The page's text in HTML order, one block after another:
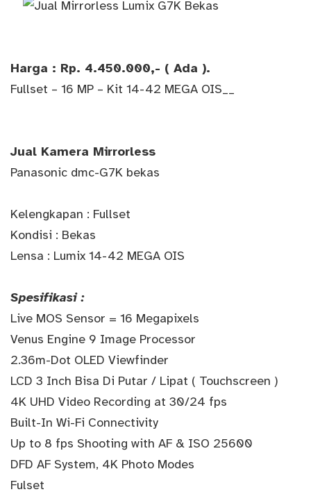
Harga : Rp. 4.450.000,- ( Ada ).
Fullset – 16 MP – Kit 14-42 MEGA OIS__
Jual Kamera Mirrorless
Panasonic dmc-G7K bekas
Kelengkapan : Fullset
Kondisi : Bekas
Lensa : Lumix 14-42 MEGA OIS
Spesifikasi :
Live MOS Sensor = 16 Megapixels
Venus Engine 9 Image Processor
2.36m-Dot OLED Viewfinder
LCD 3 Inch Bisa Di Putar / Lipat ( Touchscreen )
4K UHD Video Recording at 30/24 fps
Built-In Wi-Fi Connectivity
Up to 8 fps Shooting with AF & ISO 25600
DFD AF System, 4K Photo Modes
Fulset